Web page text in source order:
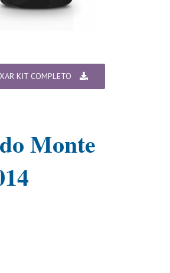
KIT COMPLETO
Monte